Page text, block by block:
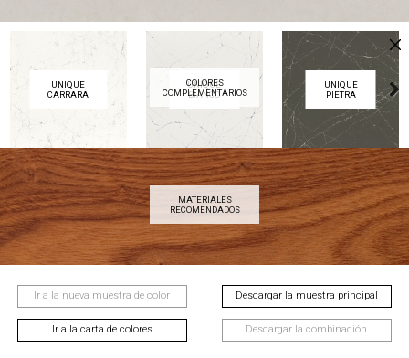
UNIQUE
CARRARA
UNIQUE
BIANCO
UNIQUE
PIETRA
Next
COLORES
COMPLEMENTARIOS
AVELLANA CAOBA CASTAÑO
Next
MATERIALES
RECOMENDADOS
Ir a la nueva muestra de color
Ir a la carta de colores
Descargar la muestra principal
Descargar la combinación